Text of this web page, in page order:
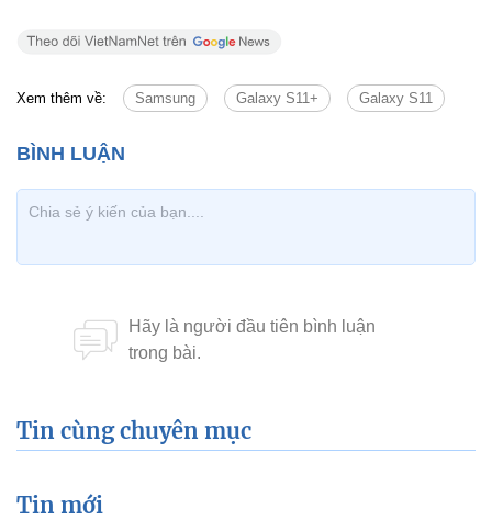
Xem thêm về: Samsung Galaxy S11+ Galaxy S11
Tin cùng chuyên mục
Tin mới